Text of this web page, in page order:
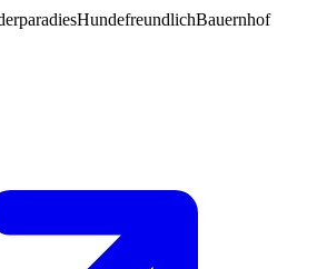
HundefreundlichBauernhof